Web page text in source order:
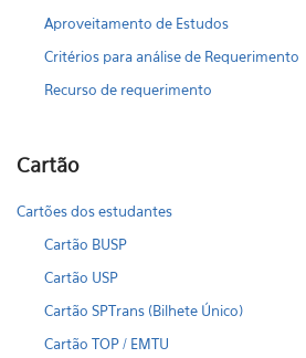
Aproveitamento de Estudos
Critérios para análise de Requerimento
Recurso de requerimento
Cartão
Cartões dos estudantes
Cartão BUSP
Cartão USP
Cartão SPTrans (Bilhete Único)
Cartão TOP / EMTU